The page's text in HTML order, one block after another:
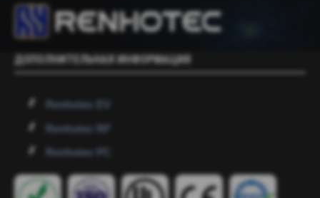
ДОПОЛНИТЕЛЬНАЯ ИНФОРМАЦИЯ
Renhotec EV
Renhotec RF
Renhotec PC